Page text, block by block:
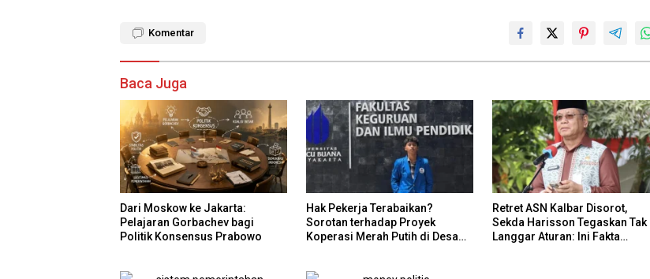
Komentar
Baca Juga
Dari Moskow ke Jakarta:
Pelajaran Gorbachev bagi
Politik Konsensus Prabowo
Hak Pekerja Terabaikan?
Sorotan terhadap Proyek
Koperasi Merah Putih di Desa
Retret ASN Kalbar Disorot,
Sekda Harisson Tegaskan Tak
Langgar Aturan: Ini Fakta